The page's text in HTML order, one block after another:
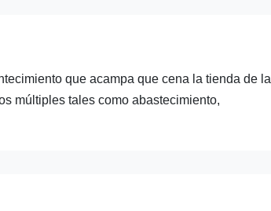
que acampa que cena la tienda de la
múltiples tales como abastecimiento,